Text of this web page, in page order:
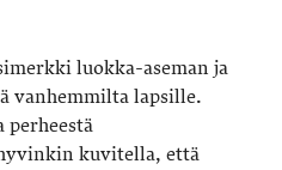
luokka-aseman ja
vanhemmilta lapsille.
perheestä
kuvitella, että